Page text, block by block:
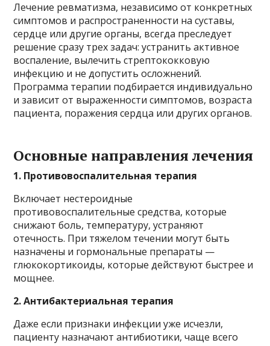
Лечение ревматизма, независимо от конкретных
симптомов и распространенности на суставы,
сердце или другие органы, всегда преследует
решение сразу трех задач: устранить активное
воспаление, вылечить стрептококковую
инфекцию и не допустить осложнений.
Программа терапии подбирается индивидуально
и зависит от выраженности симптомов, возраста
пациента, поражения сердца или других органов.
Основные направления лечения
1. Противовоспалительная терапия
Включает нестероидные
противовоспалительные средства, которые
снижают боль, температуру, устраняют
отечность. При тяжелом течении могут быть
назначены и гормональные препараты —
глюкокортикоиды, которые действуют быстрее и
мощнее.
2. Антибактериальная терапия
Даже если признаки инфекции уже исчезли,
пациенту назначают антибиотики, чаще всего